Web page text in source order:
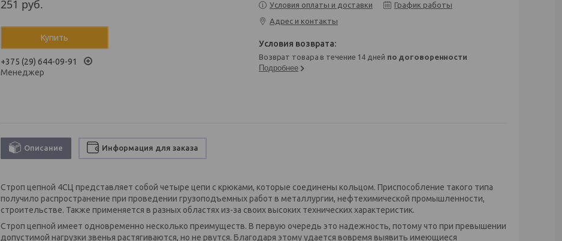
251 руб.
Купить
+375 (29) 644-09-91
Менеджер
Условия оплаты и доставки
График работы
Адрес и контакты
возврат товара в течение 14 дней по договоренности
Подробнее
Описание Информация для заказа
Строп цепной 4СЦ представляет собой четыре цепи с крюками, которые соединены кольцом. Приспособление такого типа
получило распространение при проведении грузоподъемных работ в металлургии, нефтехимической промышленности,
строительстве. Также применяется в разных областях из-за своих высоких технических характеристик.
Строп цепной имеет одновременно несколько преимуществ. В первую очередь это надежность, потому что при превышении
допустимой нагрузки звенья растягиваются, но не рвутся. Благодаря этому удается вовремя выявить имеющиеся